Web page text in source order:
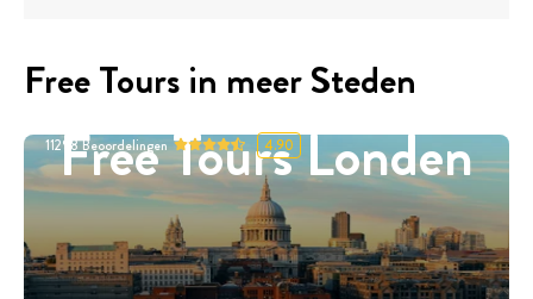
Free Tours in meer Steden
Free Tours Londen
11298Beoordelingen 4.90